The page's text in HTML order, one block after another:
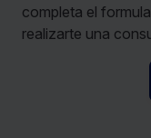
completa el
realizarte una